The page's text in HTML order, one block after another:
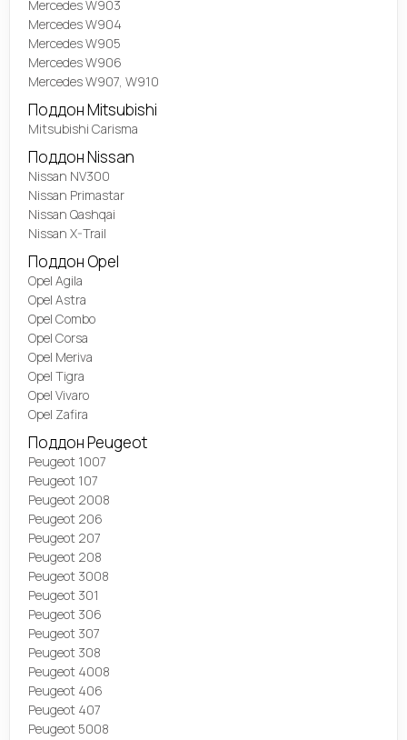
Mercedes W903
Mercedes W904
Mercedes W905
Mercedes W906
Mercedes W907, W910
Поддон Mitsubishi
Mitsubishi Carisma
Поддон Nissan
Nissan NV300
Nissan Primastar
Nissan Qashqai
Nissan X-Trail
Поддон Opel
Opel Agila
Opel Astra
Opel Combo
Opel Corsa
Opel Meriva
Opel Tigra
Opel Vivaro
Opel Zafira
Поддон Peugeot
Peugeot 1007
Peugeot 107
Peugeot 2008
Peugeot 206
Peugeot 207
Peugeot 208
Peugeot 3008
Peugeot 301
Peugeot 306
Peugeot 307
Peugeot 308
Peugeot 4008
Peugeot 406
Peugeot 407
Peugeot 5008